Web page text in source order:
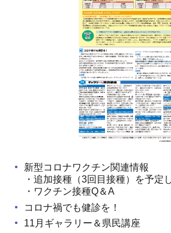
新型コロナワクチン関連情報
・追加接種（3回目接種）を予定
・ワクチン接種Q＆A
コロナ禍でも健診を！
11月ギャラリー＆県民講座